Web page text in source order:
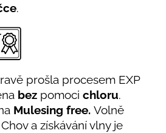
.
prošla procesem EXP
bez pomoci chloru.
Mulesing free. Volně
a získávání vlny je